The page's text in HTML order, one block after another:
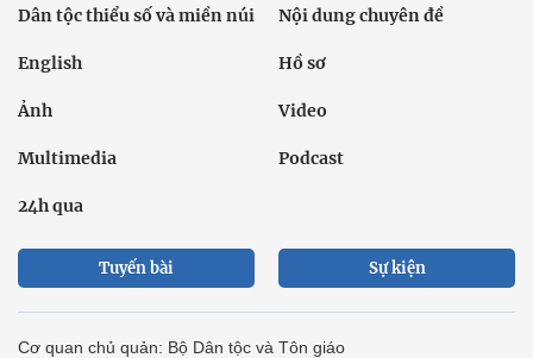
Dân tộc thiểu số và miền núi Nội dung chuyên đề
English Hồ sơ
Ảnh Video
Multimedia Podcast
24h qua
Tuyến bài Sự kiện
Cơ quan chủ quản: Bộ Dân tộc và Tôn giáo